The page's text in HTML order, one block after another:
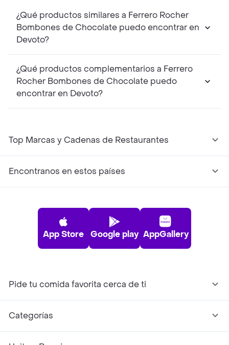
¿Qué productos similares a Ferrero Rocher
Bombones de Chocolate puedo encontrar en
Devoto?
¿Qué productos complementarios a Ferrero
Rocher Bombones de Chocolate puedo
encontrar en Devoto?
Top Marcas y Cadenas de Restaurantes
Encontranos en estos países
App Store Google play AppGallery
Pide tu comida favorita cerca de ti
Categorías